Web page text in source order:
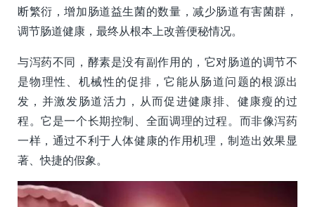
断繁衍，增加肠道益生菌的数量，减少肠道有害菌群，
调节肠道健康，最终从根本上改善便秘情况。
与泻药不同，酵素是没有副作用的，它对肠道的调节不
是物理性、机械性的促排，它能从肠道问题的根源出
发，并激发肠道活力，从而促进健康排、健康瘦的过
程。它是一个长期控制、全面调理的过程。而非像泻药
一样，通过不利于人体健康的作用机理，制造出效果显
著、快捷的假象。